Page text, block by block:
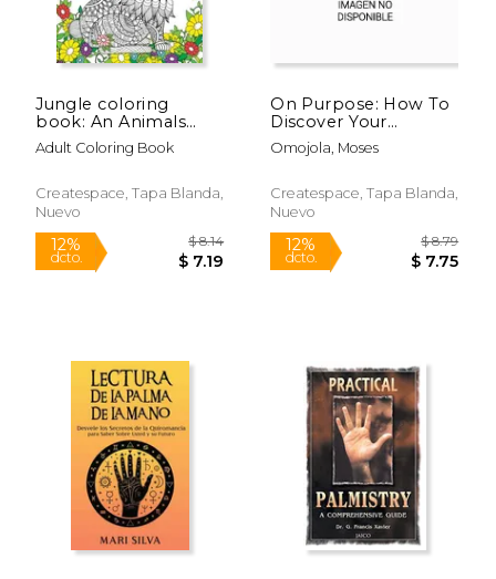
6%
dcto. $ 18.78
6%
dcto. $
Jungle coloring
book: An Animals
Adult coloring Book
(en Inglés)
Adult Coloring Book
Createspace, Tapa Blanda,
Nuevo
On Purpose: How To
Discover Your
Purpose Using 12
Proven Tools (en
Omojola, Moses
Createspace, Tapa Blanda,
Nuevo